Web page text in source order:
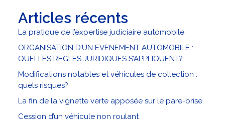
Articles récents
La pratique de l’expertise judiciaire automobile
ORGANISATION D’UN EVENEMENT AUTOMOBILE :
QUELLES REGLES JURIDIQUES S’APPLIQUENT?
Modifications notables et véhicules de collection :
quels risques?
La fin de la vignette verte apposée sur le pare-brise
Cession d’un véhicule non roulant